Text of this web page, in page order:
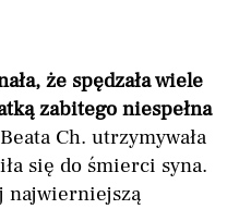
że spędzała wiele
zabitego niespełna
Ch. utrzymywała
się do śmierci syna.
najwierniejszą